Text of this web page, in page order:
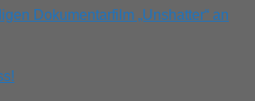
Dokumentarfilm „Unshatter“ an